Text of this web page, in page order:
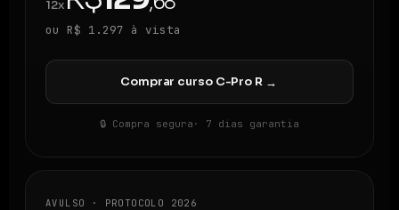
12x
ou R$ 1.297 à vista
Comprar curso C-Pro R →
🔒 Compra segura · 7 dias garantia
AVULSO · PROTOCOLO 2026